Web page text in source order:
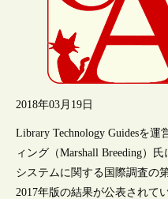
2018年03月19日
Library Technology Guidesを運
ィング（Marshall Breeding）
システムに関する国際調査の
2017年版の結果が公表されて